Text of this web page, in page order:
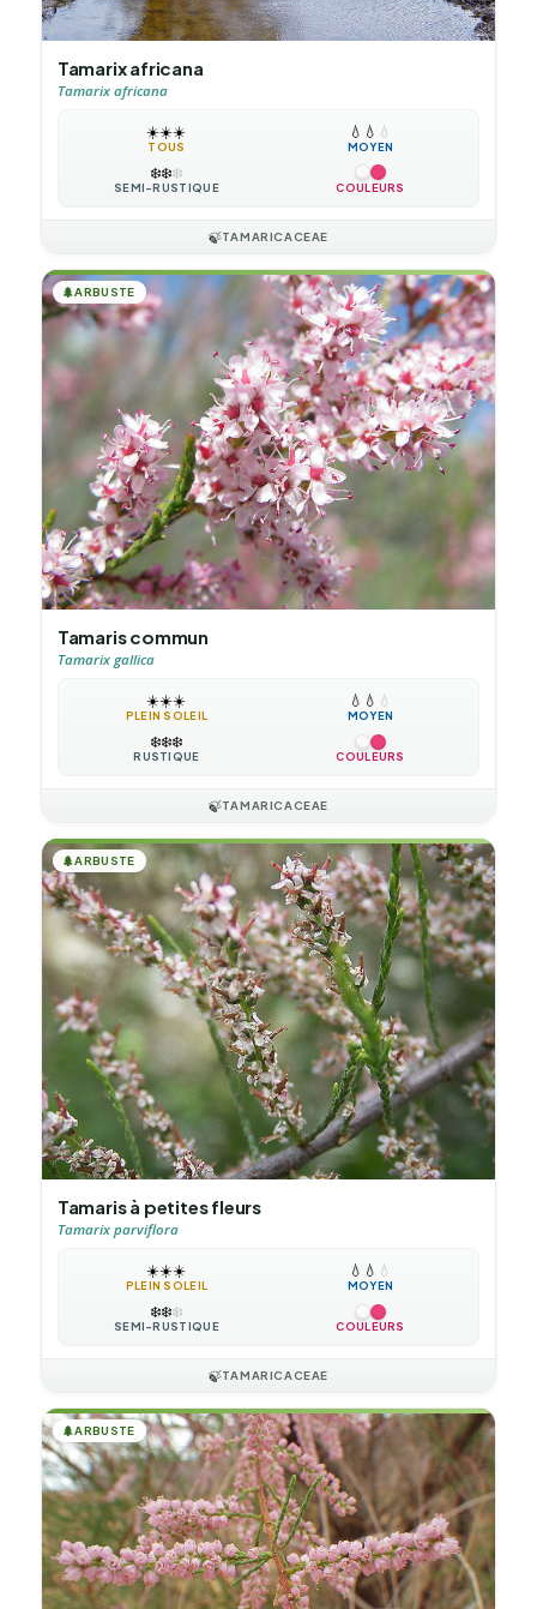
Tamarix africana
Tamarix africana
☀️☀️☀️
TOUS
💧 💧 💧
MOYEN
❄️❄️❄️
SEMI-RUSTIQUE COULEURS
🍃TAMARICACEAE
🌲ARBUSTE
Tamaris commun
Tamarix gallica
☀️☀️☀️
PLEIN SOLEIL
💧 💧 💧
MOYEN
❄️❄️❄️
RUSTIQUE COULEURS
🍃TAMARICACEAE
🌲ARBUSTE
Tamaris à petites fleurs
Tamarix parviflora
☀️☀️☀️
PLEIN SOLEIL
💧 💧 💧
MOYEN
❄️❄️❄️
SEMI-RUSTIQUE COULEURS
🍃TAMARICACEAE
🌲ARBUSTE